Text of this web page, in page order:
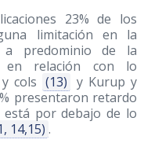
23% de los
limitación en la
a predominio de la
en relación con lo
cols (13) y Kurup y
presentaron retardo
está por debajo de lo
14,15) .